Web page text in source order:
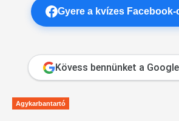
Gyere a kvízes
Kövess bennünket a
Agykarbantartó